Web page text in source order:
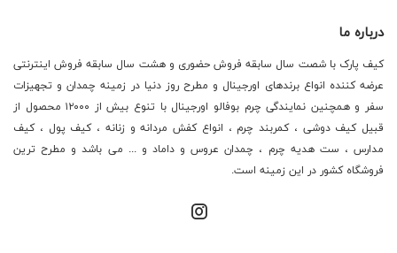
استحکام و طول عمر چمدان را افزایش می‌دهد.
چرخ‌های روان: چرخ‌های روان و چندجهته موجب حرکت
آسان چمدان مسافرتی مونزا روی سطوح مختلف می‌شوند.
قفل‌های TSA: این قفل‌ها با استاندارد سازمان امنیت
حمل و نقل آمریکا مطابقت داشته و امکان بازرسی امنیتی
بدون آسیب رساندن به چمدان را فراهم می‌کنند.
فضای داخلی کاربردی : محفظه‌های داخلی با تقسیم‌بندی
درباره ما
کیف پارک با شصت سال سابقه فروش حضوری و هشت سال سابقه فروش اینترنتی
عرضه کننده انواع برندهای اورجینال و مطرح روز دنیا در زمینه چمدان و تجهیزات
سفر و همچنین نمایندگی چرم بوفالو اورجینال با تنوع بیش از ۱۲۰۰۰ محصول از
قبیل کیف دوشی ، کمربند چرم ، انواع کفش مردانه و زنانه ، کیف پول ، کیف
مدارس ، ست هدیه چرم ، چمدان عروس و داماد و ... می باشد و مطرح ترین
فروشگاه کشور در این زمینه است.